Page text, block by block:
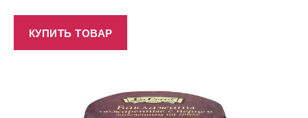
КУПИТЬ ТОВАР